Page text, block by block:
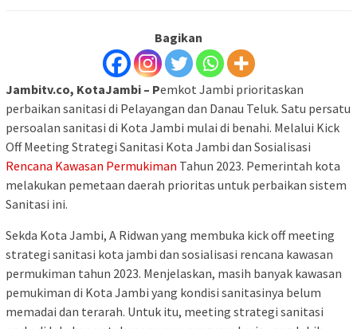
Bagikan
Jambitv.co, KotaJambi – Pemkot Jambi prioritaskan
perbaikan sanitasi di Pelayangan dan Danau Teluk. Satu persatu
persoalan sanitasi di Kota Jambi mulai di benahi. Melalui Kick
Off Meeting Strategi Sanitasi Kota Jambi dan Sosialisasi
Rencana Kawasan Permukiman Tahun 2023. Pemerintah kota
melakukan pemetaan daerah prioritas untuk perbaikan sistem
Sanitasi ini.
Sekda Kota Jambi, A Ridwan yang membuka kick off meeting
strategi sanitasi kota jambi dan sosialisasi rencana kawasan
permukiman tahun 2023. Menjelaskan, masih banyak kawasan
pemukiman di Kota Jambi yang kondisi sanitasinya belum
memadai dan terarah. Untuk itu, meeting strategi sanitasi